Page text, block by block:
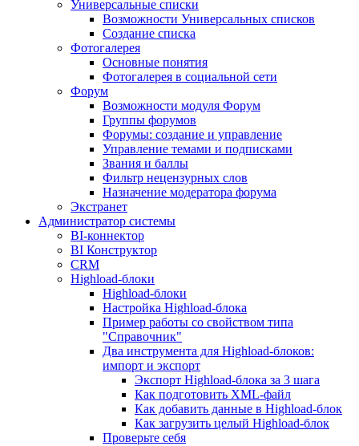
Универсальные списки
Возможности Универсальных списков
Создание списка
Фотогалерея
Основные понятия
Фотогалерея в социальной сети
Форум
Возможности модуля Форум
Группы форумов
Форумы: создание и управление
Управление темами и подписками
Звания и баллы
Фильтр нецензурных слов
Назначение модератора форума
Экстранет
Администратор системы
BI-коннектор
BI Конструктор
CRM
Highload-блоки
Highload-блоки
Настройка Highload-блока
Пример работы со свойством типа
"Справочник"
Два инструмента для Highload-блоков:
импорт и экспорт
Экспорт Highload-блока за 3 шага
Как подготовить XML-файл
Как добавить данные в Highload-блок
Как загрузить целый Highload-блок
Проверьте себя